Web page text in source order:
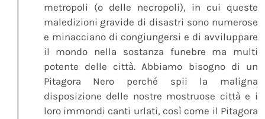
metropoli (o delle necropoli), in cui queste
maledizioni gravide di disastri sono numerose
e minacciano di congiungersi e di avviluppare
il mondo nella sostanza funebre ma multi
potente delle città. Abbiamo bisogno di un
Pitagora Nero perché spii la maligna
disposizione delle nostre mostruose città e i
loro immondi canti urlati, così come il Pitagora